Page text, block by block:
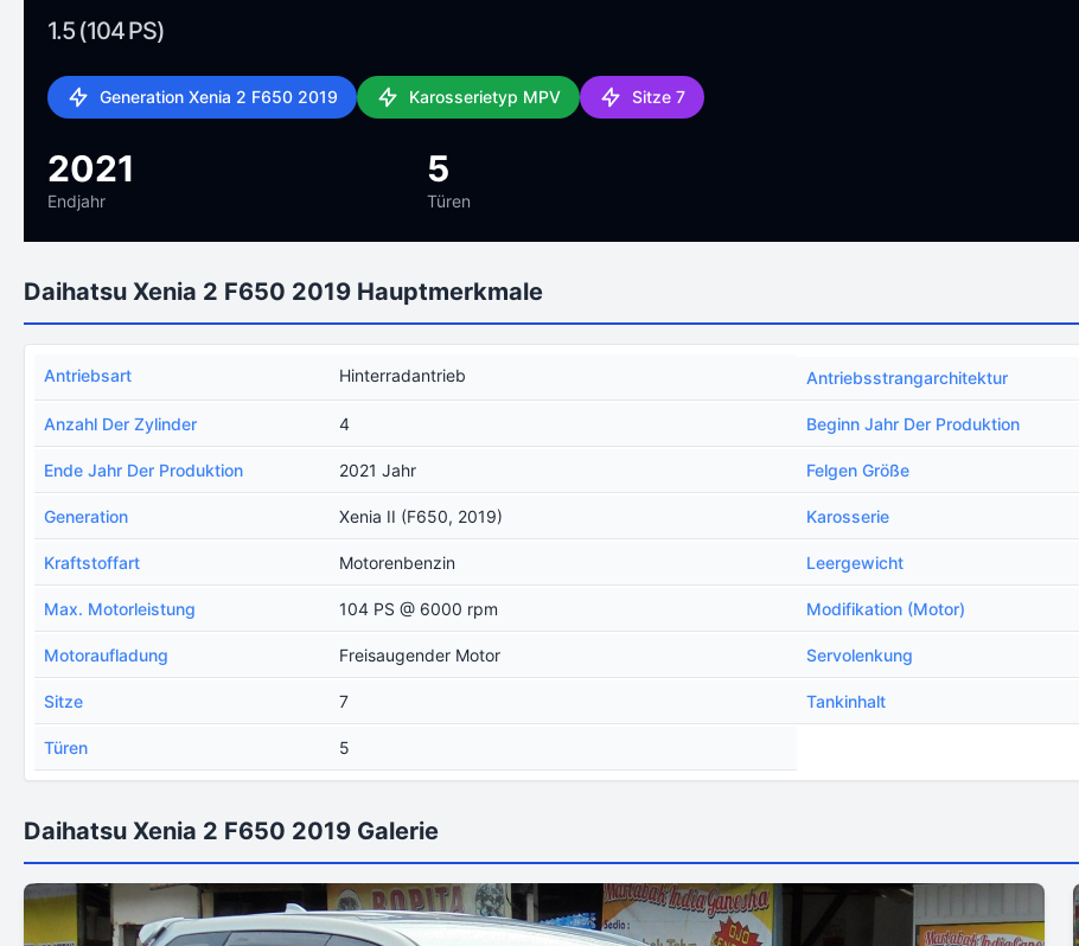
1.5 (104 PS)
Generation Xenia 2 F650 2019 Karosserietyp MPV Sitze 7
2021
Endjahr
5
Türen
Daihatsu Xenia 2 F650 2019 Hauptmerkmale
Antriebsart Hinterradantrieb Antriebsstrangarchitektur
Anzahl Der Zylinder 4 Beginn Jahr Der Produktion
Ende Jahr Der Produktion 2021 Jahr Felgen Größe
Generation Xenia II (F650, 2019) Karosserie
Kraftstoffart Motorenbenzin Leergewicht
Max. Motorleistung 104 PS @ 6000 rpm Modifikation (Motor)
Motoraufladung Freisaugender Motor Servolenkung
Sitze 7 Tankinhalt
Türen 5
Daihatsu Xenia 2 F650 2019 Galerie